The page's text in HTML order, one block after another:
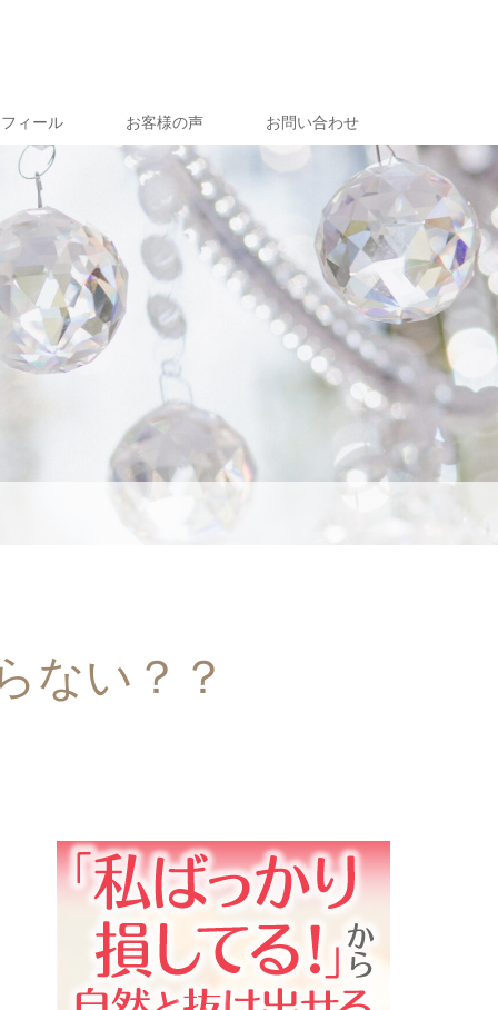
ィール お客様の声 お問い合わせ
ない？？